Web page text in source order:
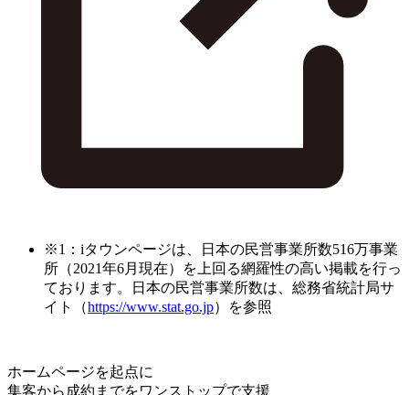
※1：iタウンページは、日本の民営事業所数516万事業
所（2021年6月現在）を上回る網羅性の高い掲載を行っ
ております。日本の民営事業所数は、総務省統計局サ
イト（https://www.stat.go.jp）を参照
ホームページを起点に
集客から成約までをワンストップで支援